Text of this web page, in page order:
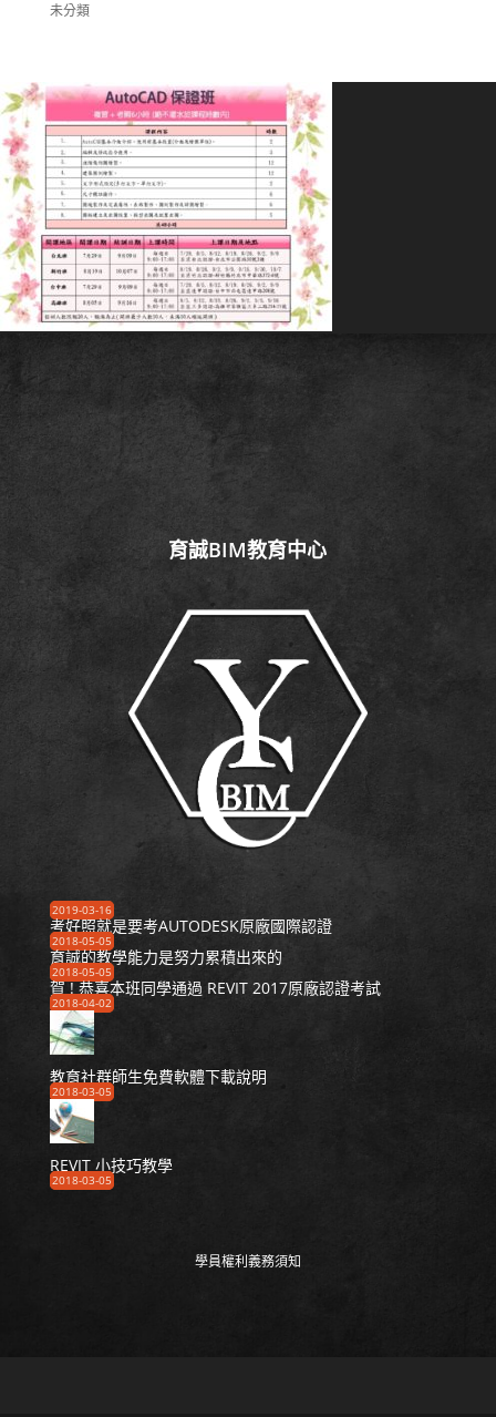
未分類
育誠BIM教育中心
2019-03-16
考好照就是要考AUTODESK原廠國際認證
2018-05-05
育誠的教學能力是努力累積出來的
2018-05-05
賀 ! 恭喜本班同學通過 REVIT 2017原廠認證考試
2018-04-02
教育社群師生免費軟體下載說明
2018-03-05
REVIT 小技巧教學
2018-03-05
學員權利義務須知